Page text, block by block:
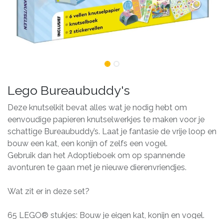
Lego Bureaubuddy's
Deze knutselkit bevat alles wat je nodig hebt om
eenvoudige papieren knutselwerkjes te maken voor je
schattige Bureaubuddy’s. Laat je fantasie de vrije loop en
bouw een kat, een konijn of zelfs een vogel.
Gebruik dan het Adoptieboek om op spannende
avonturen te gaan met je nieuwe dierenvriendjes.
Wat zit er in deze set?
65 LEGO® stukjes: Bouw je eigen kat, konijn en vogel.